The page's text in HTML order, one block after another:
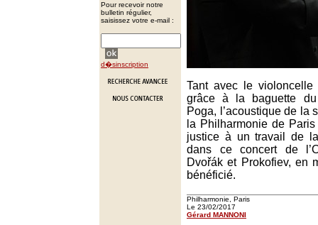
Pour recevoir notre
bulletin régulier,
saisissez votre e-mail :
d�sinscription
Tant avec le
grâce à la baguette
Poga, l’acoustique de la
la Philharmonie de
justice à un travail de
dans ce concert de
Dvořák et Prokofiev, en
bénéficié.
Philharmonie, Paris
Le 23/02/2017
Gérard MANNONI